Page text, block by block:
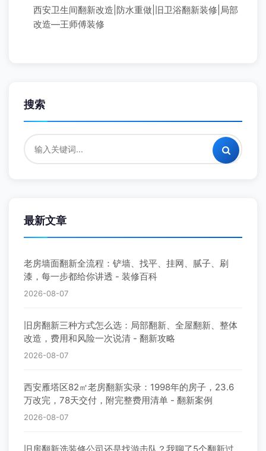
西安卫生间翻新改造|防水重做|旧卫浴翻新装修|局部
改造—王师傅装修
搜索
最新文章
老房墙面翻新全流程：铲墙、找平、挂网、腻子、刷
漆，每一步都给你讲透 - 装修百科
2026-08-07
旧房翻新三种方式怎么选：局部翻新、全屋翻新、整体
改造，费用和风险一次说清 - 翻新攻略
2026-08-07
西安雁塔区82㎡老房翻新实录：1998年的房子，23.6
万改完，78天交付，附完整费用清单 - 翻新案例
2026-08-07